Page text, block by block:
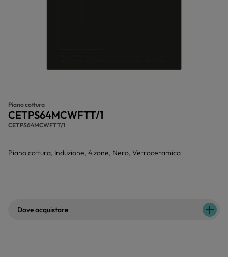
Piano cottura
CETPS64MCWFTT/1
CETPS64MCWFTT/1
Piano cottura, Induzione, 4 zone, Nero, Vetroceramica
Dove acquistare